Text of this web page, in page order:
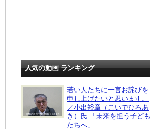
人気の動画 ランキング
若い人たちに一言お詫びを
申し上げたいと思います。
／小出裕章（こいでひろあ
き）氏 「未来を担う子ども
たちへ」